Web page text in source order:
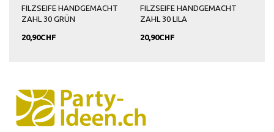
FILZSEIFE HANDGEMACHT
ZAHL 30 GRÜN
20,90CHF
FILZSEIFE HANDGEMACHT
ZAHL 30 LILA
20,90CHF